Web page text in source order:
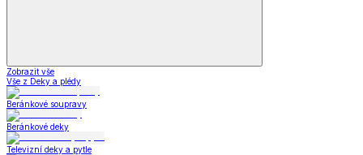
Zobrazit vše
Vše z Deky a plédy
Beránkové soupravy
Beránkové deky
Televizní deky a pytle